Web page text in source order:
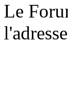
Le